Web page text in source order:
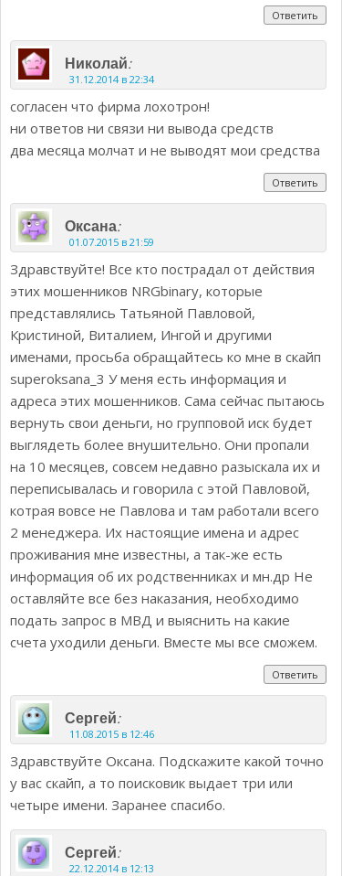
Ответить
Николай:
31.12.2014 в 22:34
согласен что фирма лохотрон!
ни ответов ни связи ни вывода средств
два месяца молчат и не выводят мои средства
Ответить
Оксана:
01.07.2015 в 21:59
Здравствуйте! Все кто пострадал от действия
этих мошенников NRGbinary, которые
представлялись Татьяной Павловой,
Кристиной, Виталием, Ингой и другими
именами, просьба обращайтесь ко мне в скайп
superoksana_3 У меня есть информация и
адреса этих мошенников. Сама сейчас пытаюсь
вернуть свои деньги, но групповой иск будет
выглядеть более внушительно. Они пропали
на 10 месяцев, совсем недавно разыскала их и
переписывалась и говорила с этой Павловой,
котрая вовсе не Павлова и там работали всего
2 менеджера. Их настоящие имена и адрес
проживания мне известны, а так-же есть
информация об их родственниках и мн.др Не
оставляйте все без наказания, необходимо
подать запрос в МВД и выяснить на какие
счета уходили деньги. Вместе мы все сможем.
Ответить
Cергей:
11.08.2015 в 12:46
Здравствуйте Оксана. Подскажите какой точно
у вас скайп, а то поисковик выдает три или
четыре имени. Заранее спасибо.
Сергей:
22.12.2014 в 12:13